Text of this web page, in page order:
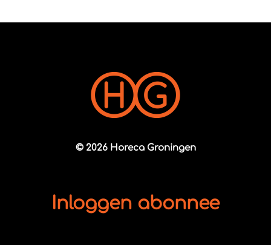
© 2026 Horeca Groningen
Inloggen abonnee